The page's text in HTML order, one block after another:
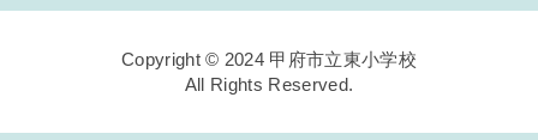
Copyright © 2024 甲府市立東小学校
All Rights Reserved.